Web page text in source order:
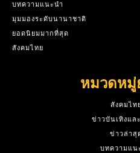
บทความแนะนำ
มุมมองระดับนานาชาติ
ยอดนิยมมากที่สุด
สังคมไทย
หมวดหมู่
สังคมไท
ข่าวบันเทิงแล
ข่าวล่าสุ
บทความแน